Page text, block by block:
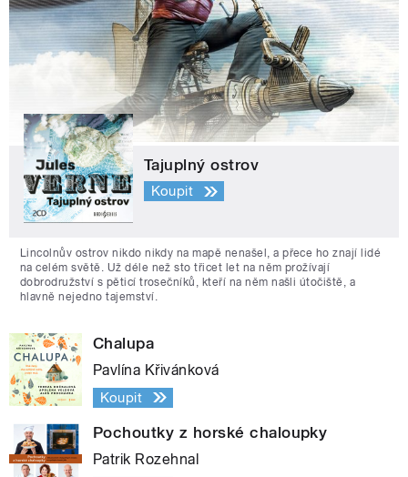
Tajuplný ostrov
Koupit
Lincolnův ostrov nikdo nikdy na mapě nenašel, a přece ho znají lidé
na celém světě. Už déle než sto třicet let na něm prožívají
dobrodružství s pěticí trosečníků, kteří na něm našli útočiště, a
hlavně nejedno tajemství.
Chalupa
Pavlína Křivánková
Koupit
Pochoutky z horské chaloupky
Patrik Rozehnal